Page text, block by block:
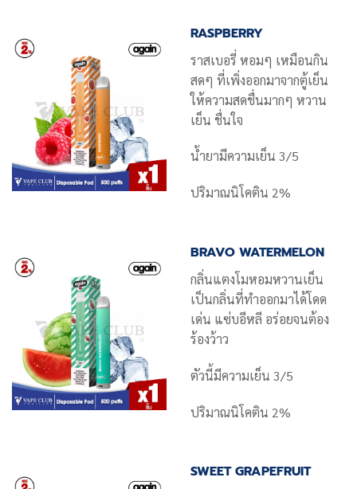
RASPBERRY
ราสเบอรี่ หอมๆ เหมือนกิน
สดๆ ที่เพิ่งออกมาจากตู้เย็น
ให้ความสดชื่นมากๆ หวาน
เย็น ชื่นใจ
น้ำยามีความเย็น 3/5
ปริมาณนิโคติน 2%
BRAVO WATERMELON
กลิ่นแตงโมหอมหวานเย็น
เป็นกลิ่นที่ทำออกมาได้โดด
เด่น แซ่บอีหลี อร่อยจนต้อง
ร้องว้าว
ตัวนี้มีความเย็น 3/5
ปริมาณนิโคติน 2%
SWEET GRAPEFRUIT